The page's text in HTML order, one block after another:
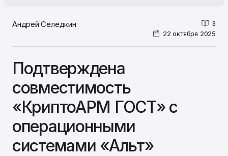
Андрей Селедкин
3
22 октября 2025
Подтверждена
совместимость
«КриптоАРМ ГОСТ» с
операционными
системами «Альт»